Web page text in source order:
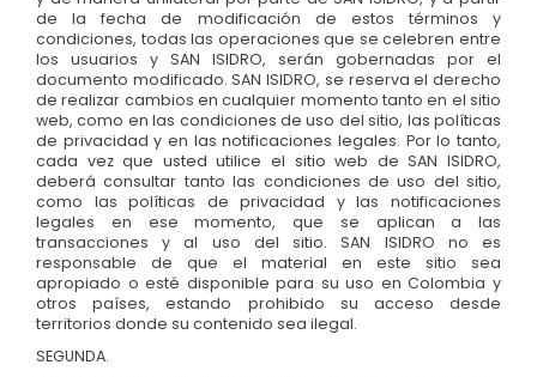
de la fecha de modificación de estos términos y
condiciones, todas las operaciones que se celebren entre
los usuarios y SAN ISIDRO, serán gobernadas por el
documento modificado. SAN ISIDRO, se reserva el derecho
de realizar cambios en cualquier momento tanto en el sitio
web, como en las condiciones de uso del sitio, las políticas
de privacidad y en las notificaciones legales. Por lo tanto,
cada vez que usted utilice el sitio web de SAN ISIDRO,
deberá consultar tanto las condiciones de uso del sitio,
como las políticas de privacidad y las notificaciones
legales en ese momento, que se aplican a las
transacciones y al uso del sitio. SAN ISIDRO no es
responsable de que el material en este sitio sea
apropiado o esté disponible para su uso en Colombia y
otros países, estando prohibido su acceso desde
territorios donde su contenido sea ilegal.
SEGUNDA.